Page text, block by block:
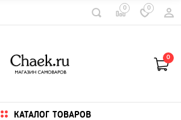
0 0
0
КАТАЛОГ ТОВАРОВ